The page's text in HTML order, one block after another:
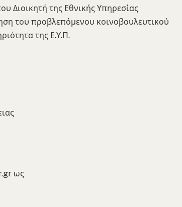
Διοικητή της Εθνικής Υπηρεσίας
του προβλεπόμενου κοινοβουλευτικού
της Ε.Υ.Π.
ως